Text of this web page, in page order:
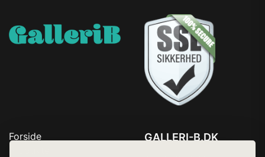
Forside
GALLERI-B.DK